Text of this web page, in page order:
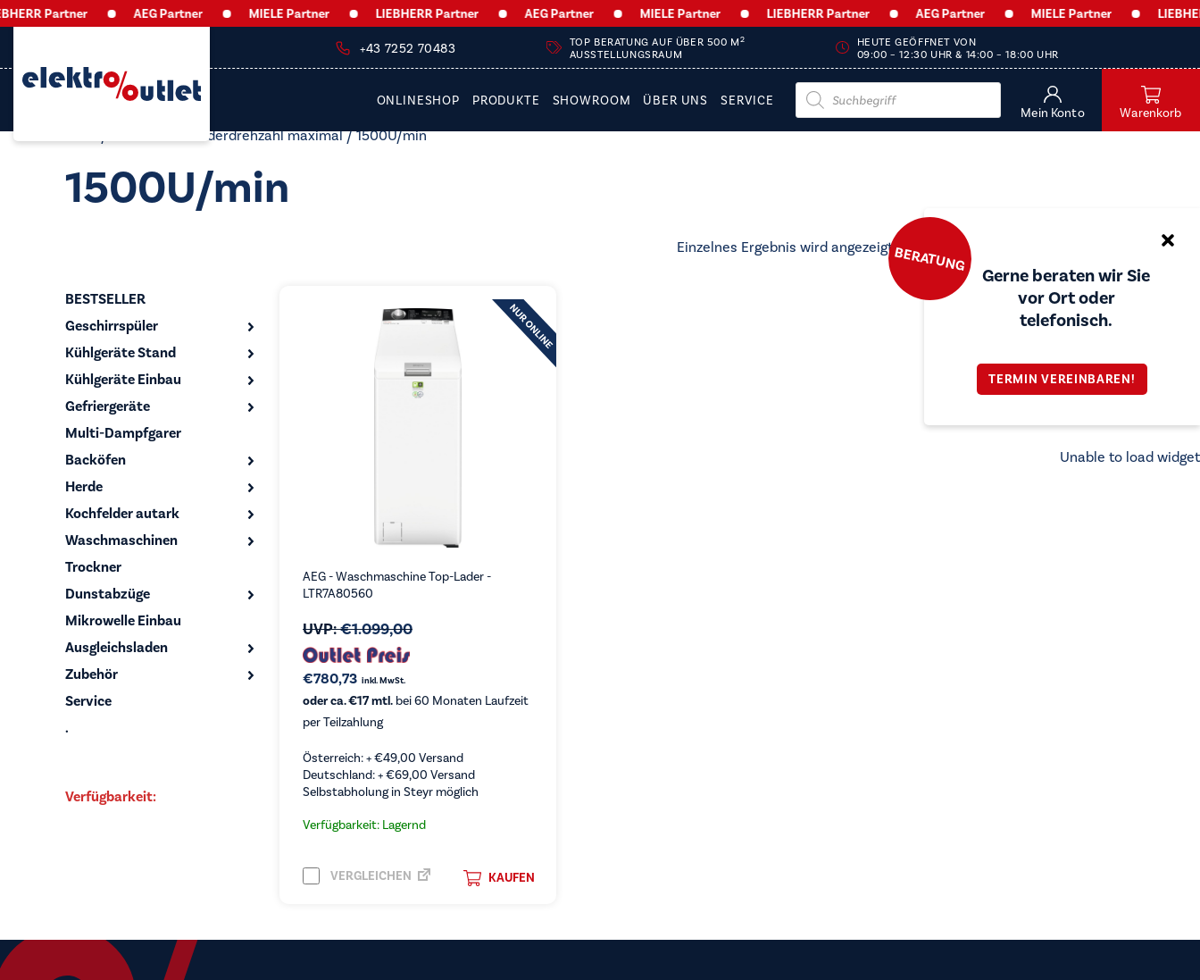
Partner AEG Partner MIELE Partner LIEBHERR Partner AEG Partner MIELE Partner LIEBHERR Partner AEG Partner MIELE Partner
+43 7252 70483 TOP BERATUNG AUF ÜBER 500 M 2
AUSSTELLUNGSRAUM
HEUTE GEÖFFNET VON
09:00 – 12:30 UHR & 14:00 – 18:00 UHR
ONLINESHOP PRODUKTE SHOWROOM ÜBER UNS SERVICE
Products
search
Mein Konto Warenkorb
BERATUNG
Gerne beraten wir Sie
vor Ort oder
telefonisch.
TERMIN VEREINBAREN!
/ Produkt Schleuderdrehzahl maximal / 1500U/min
1500U/min
Einzelnes Ergebnis wird angezeigt
BESTSELLER
Geschirrspüler
Kühlgeräte Stand
Kühlgeräte Einbau
Gefriergeräte
Multi-Dampfgarer
Backöfen
Herde
Kochfelder autark
Waschmaschinen
Trockner
Dunstabzüge
Mikrowelle Einbau
Ausgleichsladen
Zubehör
Service
.
Verfügbarkeit:
AEG - Waschmaschine Top-Lader -
LTR7A80560
UVP:€1.099,00
€780,73 inkl. MwSt.
oder ca. €17 mtl. bei 60 Monaten Laufzeit
per Teilzahlung
Österreich: +€49,00 Versand
Deutschland: +€69,00 Versand
Selbstabholung in Steyr möglich
Verfügbarkeit: Lagernd
KAUFEN
VERGLEICHEN
Unable to load widget